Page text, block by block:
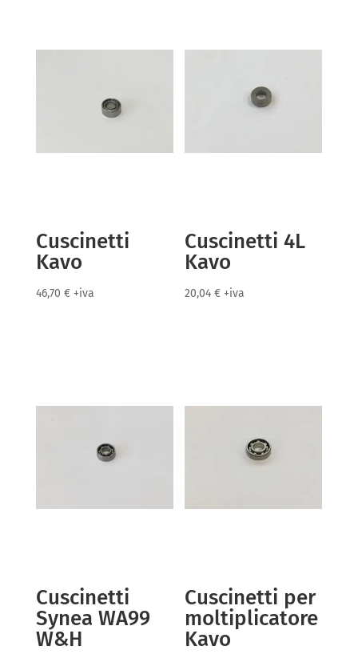
Cuscinetti
Kavo
46,70 € +iva
Cuscinetti 4L
Kavo
20,04€ +iva
Cuscinetti
Synea WA99
W&H
Cuscinetti per
moltiplicatore
Kavo